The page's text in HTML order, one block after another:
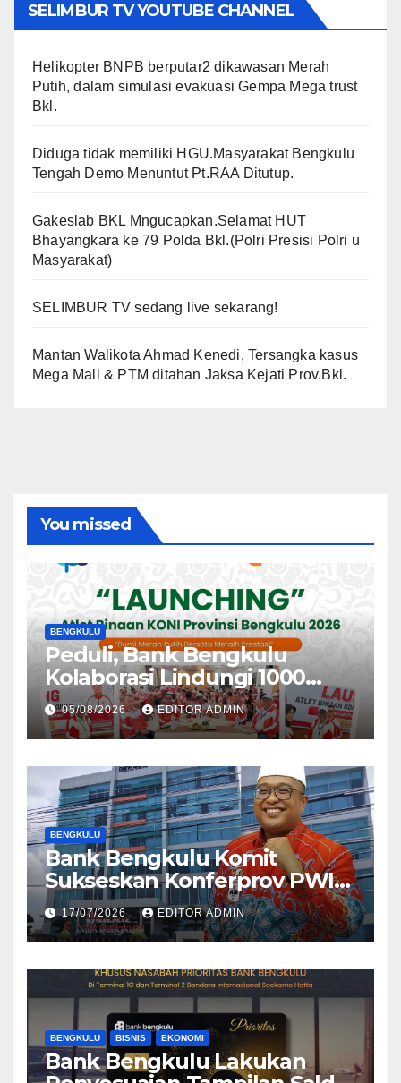
SELIMBUR TV YOUTUBE CHANNEL
Helikopter BNPB berputar2 dikawasan Merah
Putih, dalam simulasi evakuasi Gempa Mega trust
Bkl.
Diduga tidak memiliki HGU.Masyarakat Bengkulu
Tengah Demo Menuntut Pt.RAA Ditutup.
Gakeslab BKL Mngucapkan.Selamat HUT
Bhayangkara ke 79 Polda Bkl.(Polri Presisi Polri u
Masyarakat)
SELIMBUR TV sedang live sekarang!
Mantan Walikota Ahmad Kenedi, Tersangka kasus
Mega Mall & PTM ditahan Jaksa Kejati Prov.Bkl.
You missed
BENGKULU
Peduli, Bank Bengkulu
Kolaborasi Lindungi 1000
Atlet
05/08/2026 EDITOR ADMIN
BENGKULU
Bank Bengkulu Komit
Sukseskan Konferprov PWI
Bengkulu 2026
17/07/2026 EDITOR ADMIN
BENGKULU BISNIS EKONOMI
Bank Bengkulu Lakukan